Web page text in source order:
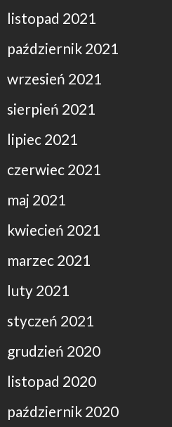
listopad 2021
październik 2021
wrzesień 2021
sierpień 2021
lipiec 2021
czerwiec 2021
maj 2021
kwiecień 2021
marzec 2021
luty 2021
styczeń 2021
grudzień 2020
listopad 2020
październik 2020